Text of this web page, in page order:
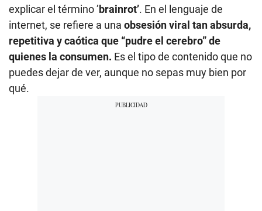
explicar el término ’brainrot’. En el lenguaje de
internet, se refiere a una obsesión viral tan absurda,
repetitiva y caótica que “pudre el cerebro” de
quienes la consumen. Es el tipo de contenido que no
puedes dejar de ver, aunque no sepas muy bien por
qué.